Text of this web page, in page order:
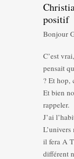
positif
Bonjour
C’est
pensait
? Et hop,
Et bien
rappeler.
J’ai
il fera A
différent